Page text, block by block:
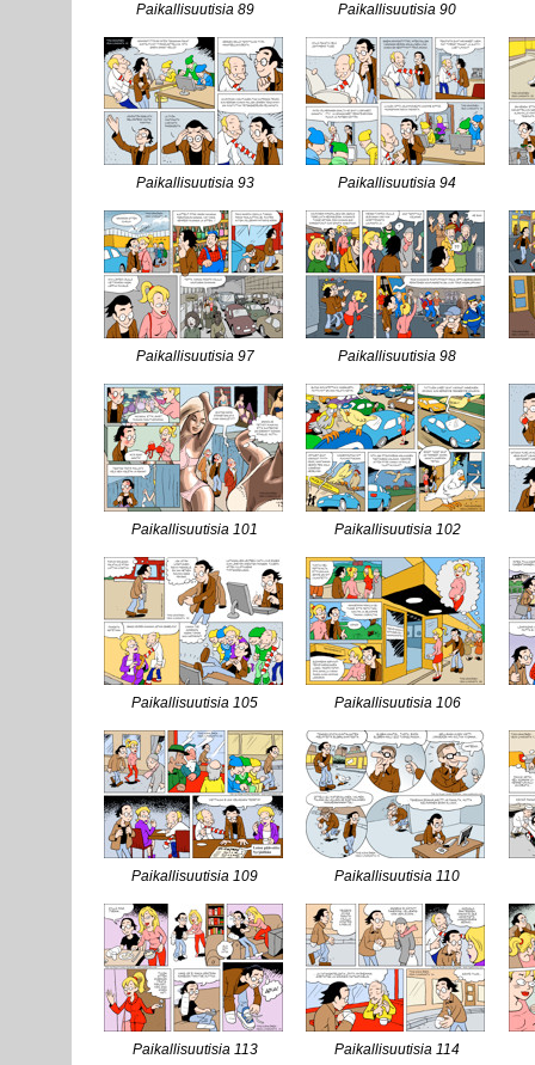
Paikallisuutisia 89 Paikallisuutisia 90
Paikallisuutisia 93 Paikallisuutisia 94
Paikallisuutisia 97 Paikallisuutisia 98
Paikallisuutisia 101 Paikallisuutisia 102
Paikallisuutisia 105 Paikallisuutisia 106
Paikallisuutisia 109 Paikallisuutisia 110
Paikallisuutisia 113 Paikallisuutisia 114